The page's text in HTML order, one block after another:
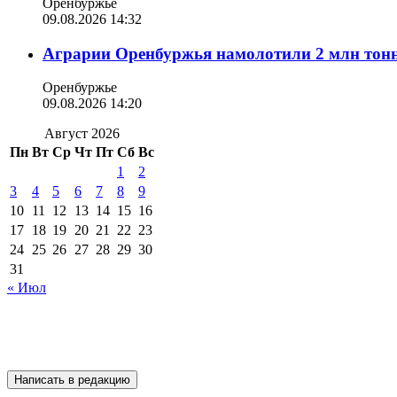
Оренбуржье
09.08.2026 14:32
Аграрии Оренбуржья намолотили 2 млн
Оренбуржье
09.08.2026 14:20
Август 2026
Пн Вт Ср Чт Пт Сб Вс
1
2
3
4 5 6 7 8
9
10 11 12 13 14 15 16
17 18 19 20 21 22 23
24 25 26 27 28 29 30
31
« Июл
Написать в редакцию